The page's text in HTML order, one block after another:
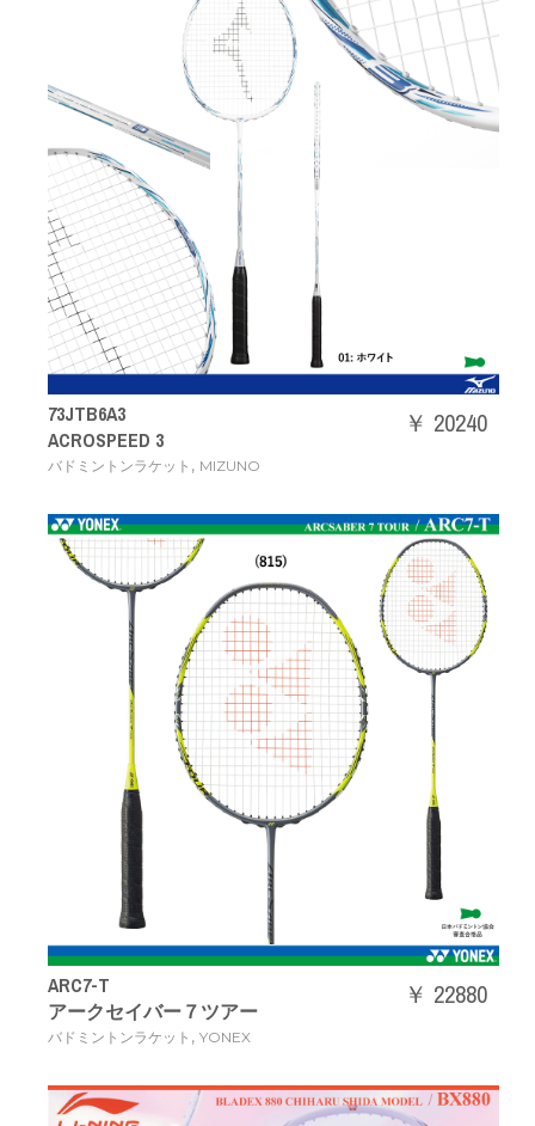
73JTB6A3
ACROSPEED 3
バドミントンラケット , MIZUNO
￥ 20240
ARC7-T
アークセイバー７ツアー
バドミントンラケット , YONEX
￥ 22880